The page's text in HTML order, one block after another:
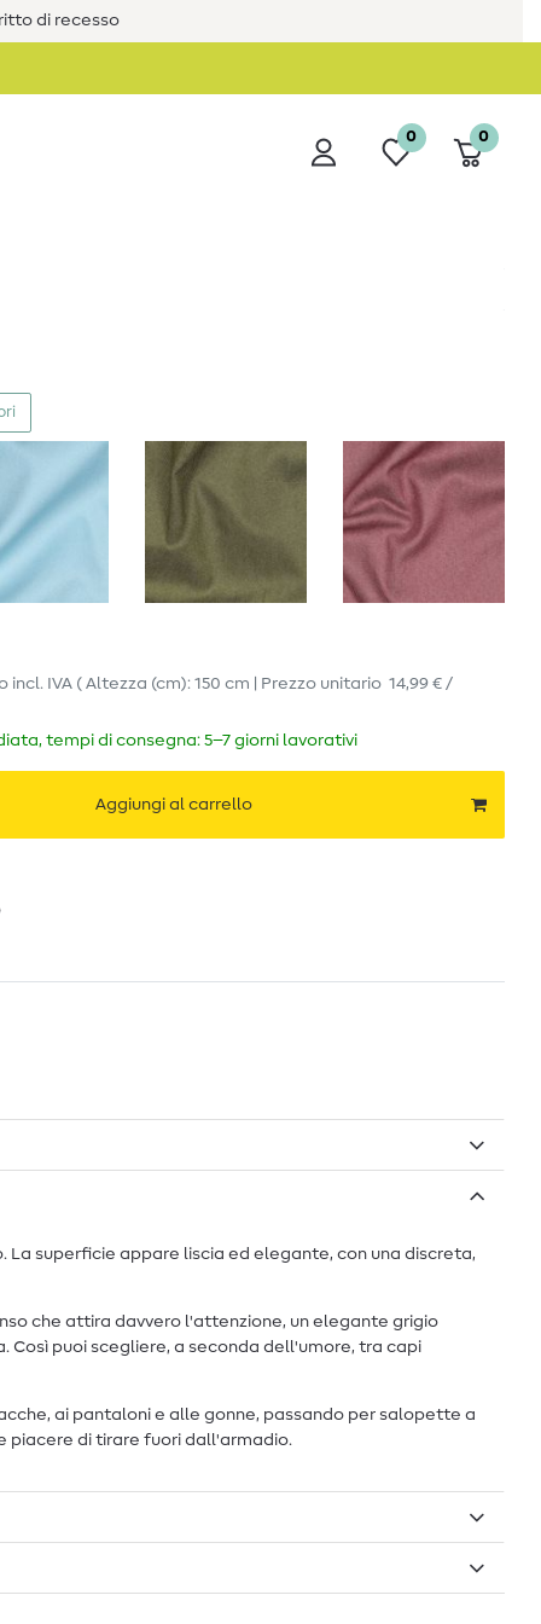
di recesso
0 0
incl. IVA ( Altezza (cm): 150 cm | Prezzo unitario 14,99 € /
tempi di consegna: 5–7 giorni lavorativi
Aggiungi al carrello
superficie appare liscia ed elegante, con una discreta,
che attira davvero l'attenzione, un elegante grigio
puoi scegliere, a seconda dell'umore, tra capi
ai pantaloni e alle gonne, passando per salopette a
piacere di tirare fuori dall'armadio.